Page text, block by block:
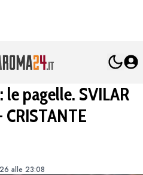
le pagelle. SVILAR
alle 23:08